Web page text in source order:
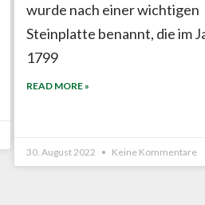
wurde nach einer wichtigen
Steinplatte benannt, die im
1799
READ MORE »
30. August 2022 Keine Kommentare